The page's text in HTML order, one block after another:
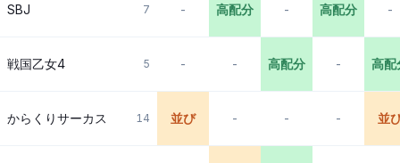
SBJ 7 - 高配分 - 高配分 -
戦国乙女4 5 - - 高配分 - 高配
からくりサーカス 14 並び - - - 並